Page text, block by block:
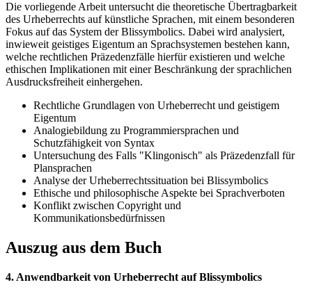
Die vorliegende Arbeit untersucht die theoretische Übertragbarkeit
des Urheberrechts auf künstliche Sprachen, mit einem besonderen
Fokus auf das System der Blissymbolics. Dabei wird analysiert,
inwieweit geistiges Eigentum an Sprachsystemen bestehen kann,
welche rechtlichen Präzedenzfälle hierfür existieren und welche
ethischen Implikationen mit einer Beschränkung der sprachlichen
Ausdrucksfreiheit einhergehen.
Rechtliche Grundlagen von Urheberrecht und geistigem
Eigentum
Analogiebildung zu Programmiersprachen und
Schutzfähigkeit von Syntax
Untersuchung des Falls "Klingonisch" als Präzedenzfall für
Plansprachen
Analyse der Urheberrechtssituation bei Blissymbolics
Ethische und philosophische Aspekte bei Sprachverboten
Konflikt zwischen Copyright und
Kommunikationsbedürfnissen
Auszug aus dem Buch
4. Anwendbarkeit von Urheberrecht auf Blissymbolics